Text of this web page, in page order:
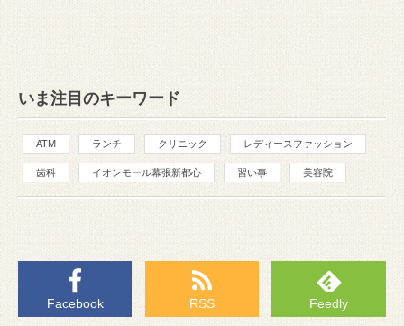
いま注目のキーワード
ATM ランチ クリニック レディースファッション
歯科 イオンモール幕張新都心 習い事 美容院
Facebook RSS Feedly